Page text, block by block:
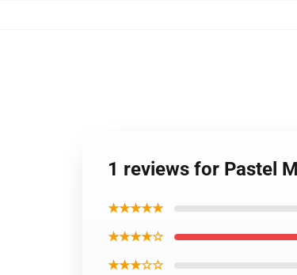
1 reviews for Pastel
★★★★★
★★★★☆
★★★☆☆